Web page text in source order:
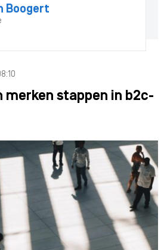
Boogert
merken stappen in b2c-